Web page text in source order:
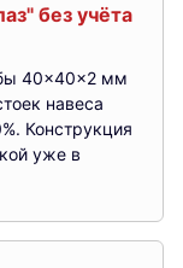
без учёта
40×40×2 мм
навеса
Конструкция
уже в